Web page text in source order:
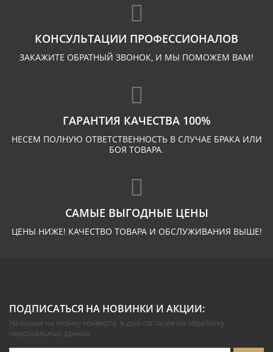
КОНСУЛЬТАЦИИ ПРОФЕССИОНАЛОВ
ЗАКАЖИТЕ ОБРАТНЫЙ ЗВОНОК, И МЫ ПОМОЖЕМ ВАМ!
ГАРАНТИЯ КАЧЕСТВА 100%
НЕСЕМ ПОЛНУЮ ОТВЕТСТВЕННОСТЬ В СЛУЧАЕ БРАКА ИЛИ
БОЯ ТОВАРА.
САМЫЕ ВЫГОДНЫЕ ЦЕНЫ
ЦЕНЫ НИЖЕ! КАЧЕСТВО ТОВАРА И ОБСЛУЖИВАНИЯ ВЫШЕ!
ПОДПИСАТЬСЯ НА НОВИНКИ И АКЦИИ:
Нажимая на иконку конверта, я даю согласие на обработку
персональных данных.